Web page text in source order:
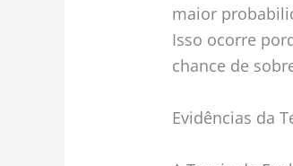
maior
Isso ocorre
chance de
Evidências da